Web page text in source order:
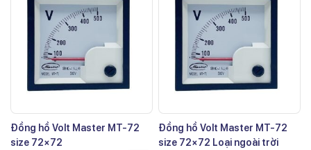
Đồng hồ Volt Master MT-72
size 72×72
Đồng hồ Volt Master MT-72
size 72×72 Loại ngoài trời